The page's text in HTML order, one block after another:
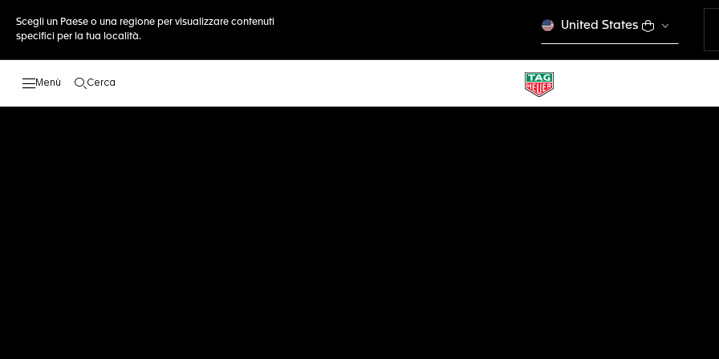
Scegli un Paese o una regione per visualizzare contenuti
specifici per la tua località.
United States
Cerca